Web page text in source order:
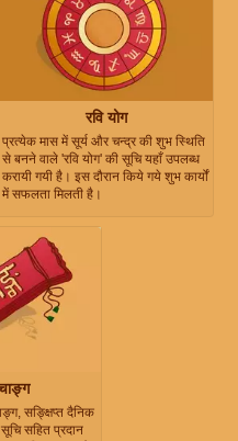
रवि योग
प्रत्येक मास में सूर्य और चन्द्र की शुभ स्थिति
से बनने वाले 'रवि योग' की सूचि यहाँ उपलब्ध
करायी गयी है। इस दौरान किये गये शुभ कार्यों
में सफलता मिलती है।
सङ्क्षिप्त दैनिक
सूचि सहित प्रदान